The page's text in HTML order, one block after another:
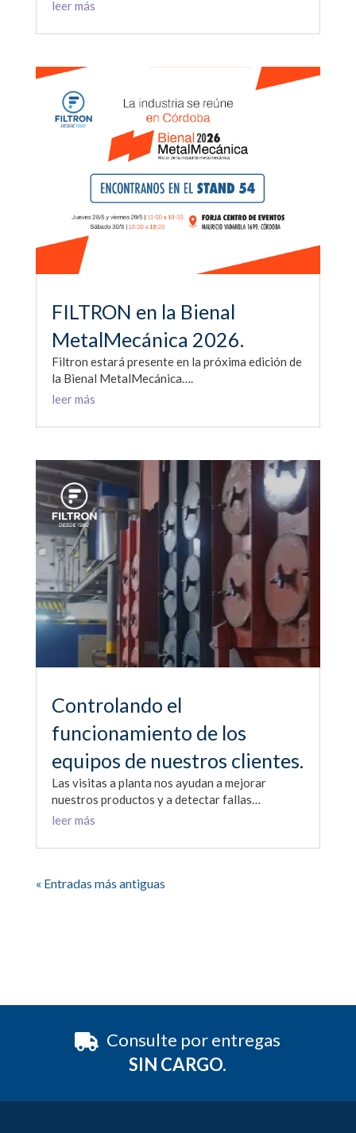
leer más
FILTRON en la Bienal
MetalMecánica 2026.
Filtron estará presente en la próxima edición de
la Bienal MetalMecánica….
leer más
Controlando el
funcionamiento de los
equipos de nuestros clientes.
Las visitas a planta nos ayudan a mejorar
nuestros productos y a detectar fallas…
leer más
« Entradas más antiguas
Consulte por entregas
SIN CARGO.